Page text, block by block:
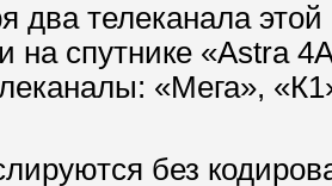
два телеканала
на спутнике «Astra
«Мега»,
без